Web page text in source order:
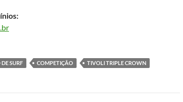
SURF COMPETIÇÃO TIVOLI TRIPLE CROWN